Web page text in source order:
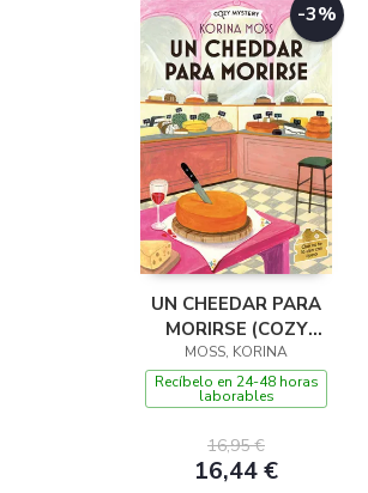
-3%
UN CHEEDAR PARA
MORIRSE (COZY
MYSTERY)
MOSS, KORINA
Recíbelo en 24-48 horas
laborables
16,95 €
16,44 €